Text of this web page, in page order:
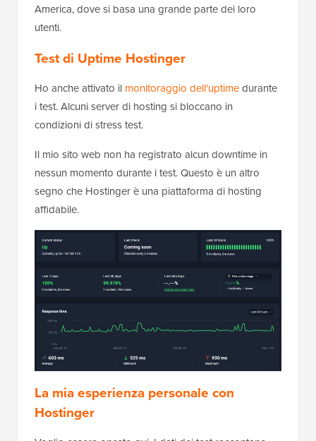
America, dove si basa una grande parte dei loro
utenti.
Test di Uptime Hostinger
Ho anche attivato il monitoraggio dell'uptimedurante
i test. Alcuni server di hosting si bloccano in
condizioni di stress test.
Il mio sito web non ha registrato alcun downtime in
nessun momento durante i test. Questo è un altro
segno che Hostinger è una piattaforma di hosting
affidabile.
La mia esperienza personale con
Hostinger